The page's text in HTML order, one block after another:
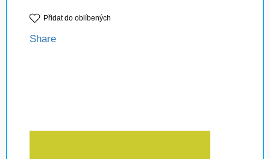
Přidat do oblíbených
Share